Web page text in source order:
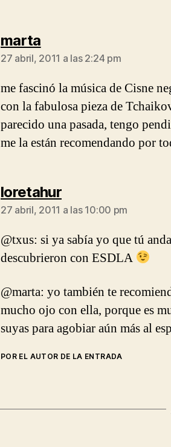
martadice:
27 abril, 2011 a las 2:24 pm
me fascinó la música de Cisne
con la fabulosa pieza de
parecido una pasada, tengo
me la están recomendando por
loretahurdice:
27 abril, 2011 a las 10:00 pm
@txus: si ya sabía yo que tú
descubrieron con ESDLA
@marta: yo también te
mucho ojo con ella, porque es
suyas para agobiar aún más al
POR EL AUTOR DE LA ENTRADA